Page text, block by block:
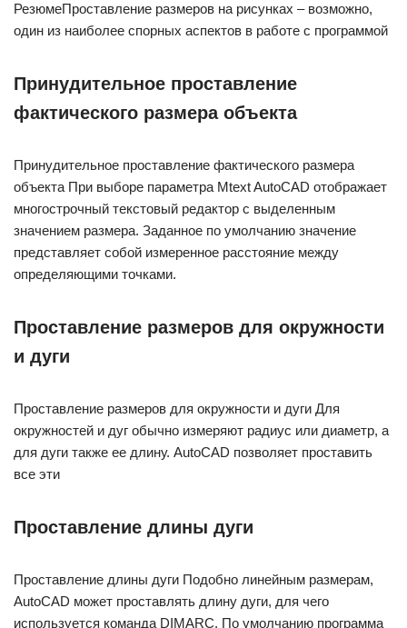
РезюмеПроставление размеров на рисунках – возможно,
один из наиболее спорных аспектов в работе с программой
Принудительное проставление
фактического размера объекта
Принудительное проставление фактического размера
объекта При выборе параметра Mtext AutoCAD отображает
многострочный текстовый редактор с выделенным
значением размера. Заданное по умолчанию значение
представляет собой измеренное расстояние между
определяющими точками.
Проставление размеров для окружности
и дуги
Проставление размеров для окружности и дуги Для
окружностей и дуг обычно измеряют радиус или диаметр, а
для дуги также ее длину. AutoCAD позволяет проставить
все эти
Проставление длины дуги
Проставление длины дуги Подобно линейным размерам,
AutoCAD может проставлять длину дуги, для чего
используется команда DIMARC. По умолчанию программа